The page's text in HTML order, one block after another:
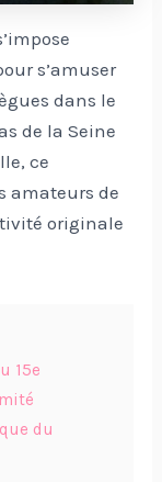
s’amuser
dans le
de la Seine
ce
amateurs de
originale
15e
du